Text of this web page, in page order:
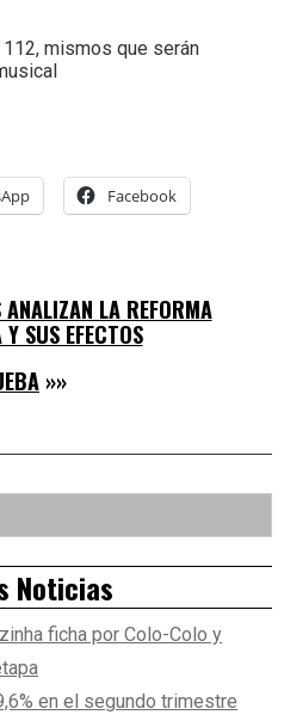
mismos que serán
Facebook
ANALIZAN LA REFORMA
SUS EFECTOS
»»
Noticias
ficha por Colo-Colo y
en el segundo trimestre